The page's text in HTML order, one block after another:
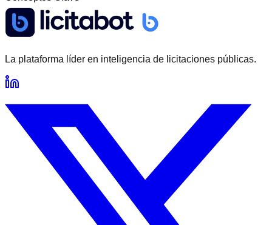
La plataforma líder en inteligencia de licitaciones públicas.